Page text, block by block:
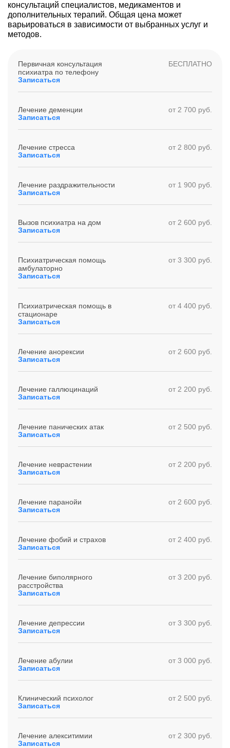
консультаций специалистов, медикаментов и
дополнительных терапий. Общая цена может
варьироваться в зависимости от выбранных услуг и
методов.
Первичная консультация
психиатра по телефону
БЕСПЛАТНО
Записаться
Лечение деменции
от 2 700 руб.
Записаться
Лечение стресса
от 2 800 руб.
Записаться
Лечение раздражительности
от 1 900 руб.
Записаться
Вызов психиатра на дом
от 2 600 руб.
Записаться
Психиатрическая помощь
амбулаторно
от 3 300 руб.
Записаться
Психиатрическая помощь в
стационаре
от 4 400 руб.
Записаться
Лечение анорексии
от 2 600 руб.
Записаться
Лечение галлюцинаций
от 2 200 руб.
Записаться
Лечение панических атак
от 2 500 руб.
Записаться
Лечение неврастении
от 2 200 руб.
Записаться
Лечение паранойи
от 2 600 руб.
Записаться
Лечение фобий и страхов
от 2 400 руб.
Записаться
Лечение биполярного
расстройства
от 3 200 руб.
Записаться
Лечение депрессии
от 3 300 руб.
Записаться
Лечение абулии
от 3 000 руб.
Записаться
Клинический психолог
от 2 500 руб.
Записаться
Лечение алекситимии
от 2 300 руб.
Записаться